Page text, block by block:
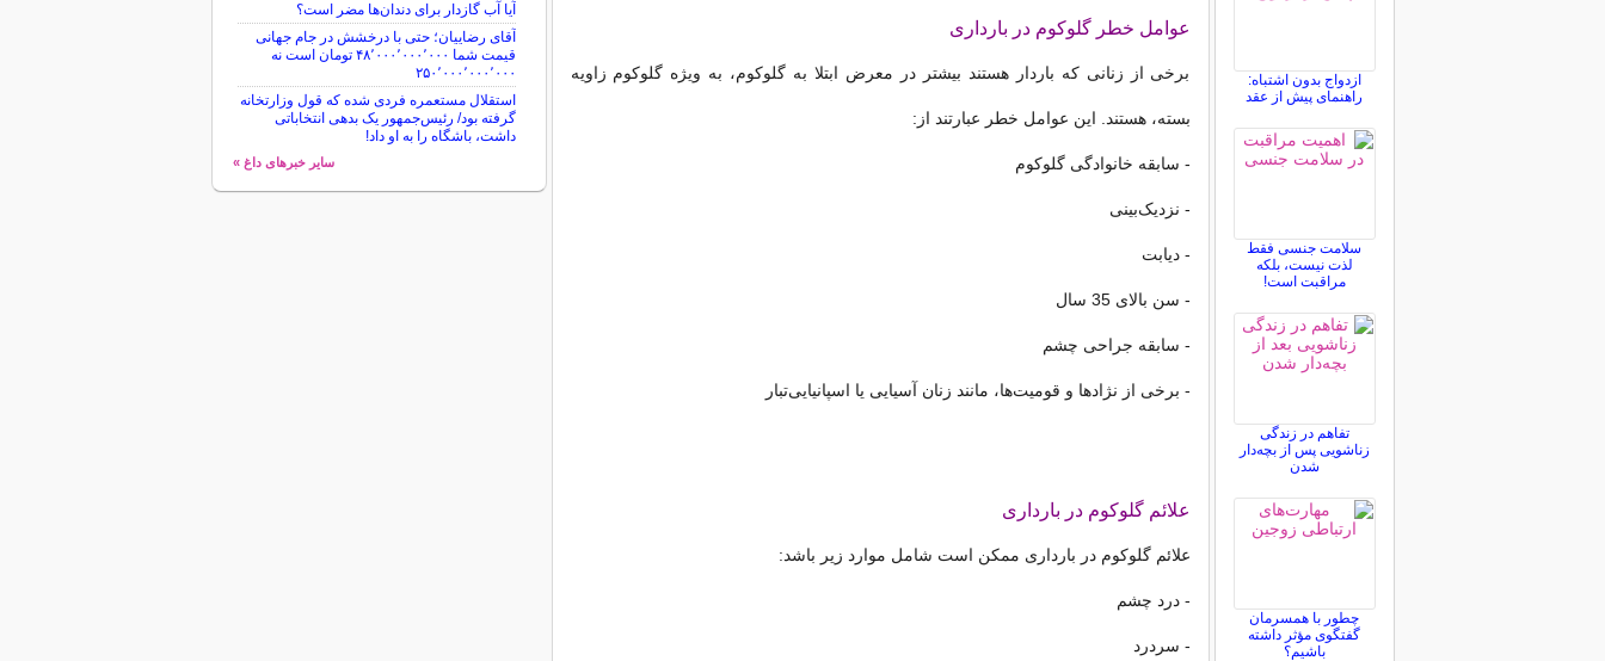
عوامل خطر گلوکوم در بارداری
برخی از زنانی که باردار هستند بیشتر در معرض ابتلا به گلوکوم، به ویژه گلوکوم زاویه
بسته، هستند. این عوامل خطر عبارتند از:
- سابقه خانوادگی گلوکوم
- نزدیک‌بینی
- دیابت
- سن بالای 35 سال
- سابقه جراحی چشم
- برخی از نژادها و قومیت‌ها، مانند زنان آسیایی یا اسپانیایی‌تبار
علائم گلوکوم در بارداری
علائم گلوکوم در بارداری ممکن است شامل موارد زیر باشد:
- درد چشم
- سردرد
ازدواج بدون اشتباه:
راهنمای پیش از عقد
سلامت جنسی فقط
لذت نیست، بلکه
مراقبت است!
تفاهم در زندگی
زناشویی پس از بچه‌دار
شدن
چطور با همسرمان
گفتگوی مؤثر داشته
باشیم؟
آیا آب گازدار برای دندان‌ها مضر است؟
آقای رضاییان؛ حتی با درخشش در جام جهانی
قیمت شما ۴۸٬۰۰۰٬۰۰۰٬۰۰۰ تومان است نه
۲۵۰٬۰۰۰٬۰۰۰٬۰۰۰
استقلال مستعمره فردی شده که قول وزارتخانه
گرفته بود/ رئیس‌جمهور یک بدهی انتخاباتی
داشت، باشگاه را به او داد!
سایر خبرهای داغ »